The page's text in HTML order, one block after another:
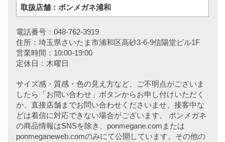
取扱店舗：ポンメガネ浦和
電話番号：048-762-3919
住所：埼玉県さいたま市浦和区高砂3-6-9信陽堂ビル1F
営業時間：10:00-19:00
定休日：木曜日
サイズ感・質感・色の見え方など、ご不明点がございま
したら「お問い合わせ」ボタンからお申し付けいただく
か、直接店舗までお問い合わせくださいませ。接客中な
どは着信に対応できない場合がございます。 ポンメガネ
の商品情報はSNSを除き、ponmegane.comまたは
ponmeganeweb.comのみにて公開しています。その他の